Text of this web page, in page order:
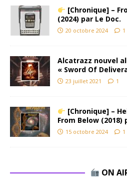
[Chronique] –
(2024) par Le Doc.
20 octobre 2024 1
Alcatrazz nouvel
« Sword Of
23 juillet 2021 1
[Chronique] –
From Below (2018)
15 octobre 2024 1
ON